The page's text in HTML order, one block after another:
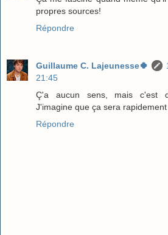
propres sources!
Répondre
Guillaume C. Lajeunesse🍀
21:45
Ç'a aucun sens, mais c'est
J'imagine que ça sera
Répondre